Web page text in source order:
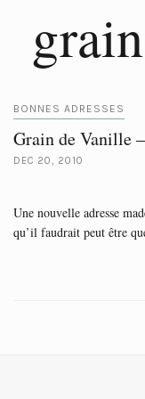
BONNES ADRESSES
Grain de Vanille
DEC 20, 2010
Une nouvelle adresse
qu’il faudrait peut être